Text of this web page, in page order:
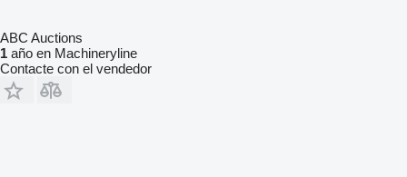
ABC Auctions
1 año en Machineryline
Contacte con el vendedor